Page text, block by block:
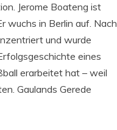
Jerome Boateng ist
wuchs in Berlin auf. Nach
und wurde
eines
erarbeitet hat – weil
Gaulands Gerede